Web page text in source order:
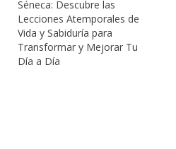
Séneca: Descubre las
Lecciones Atemporales de
Vida y Sabiduría para
Transformar y Mejorar Tu
Día a Día